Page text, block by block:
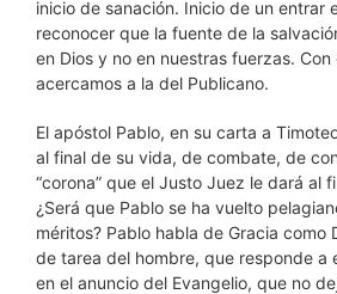
inicio de sanación. Inicio de un entrar
reconocer que la fuente de la
en Dios y no en nuestras fuerzas.
acercamos a la del Publicano.
El apóstol Pablo, en su carta a
al final de su vida, de combate, de
“corona” que el Justo Juez le dará al
¿Será que Pablo se ha vuelto
méritos? Pablo habla de Gracia como
de tarea del hombre, que responde a
en el anuncio del Evangelio, que no